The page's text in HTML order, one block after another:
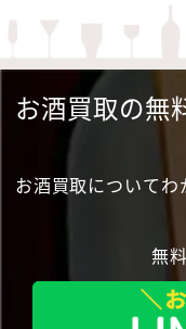
お酒買取の無
お酒買取について
無